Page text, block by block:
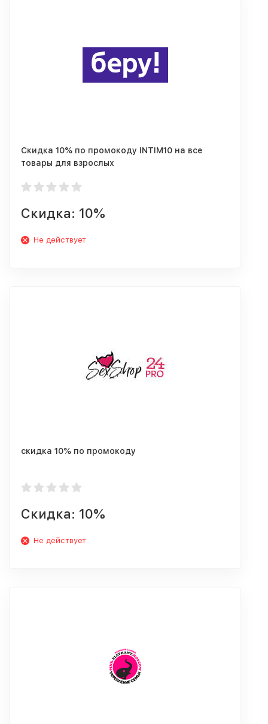
Скидка 10% по промокоду INTIM10 на все
товары для взрослых
Скидка: 10%
Не действует
скидка 10% по промокоду
Скидка: 10%
Не действует